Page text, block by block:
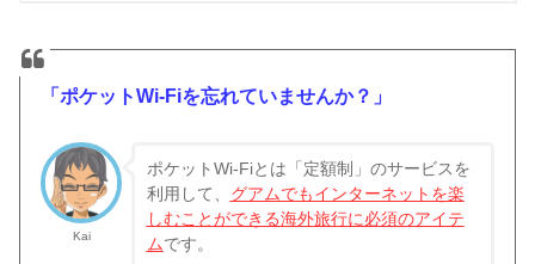
「ポケットWi-Fiを忘れていませんか？」
Kai
ポケットWi-Fiとは「定額制」のサービスを
利用して、 グアムでもインターネットを楽
しむことができる海外旅行に必須のアイテ
ムです。